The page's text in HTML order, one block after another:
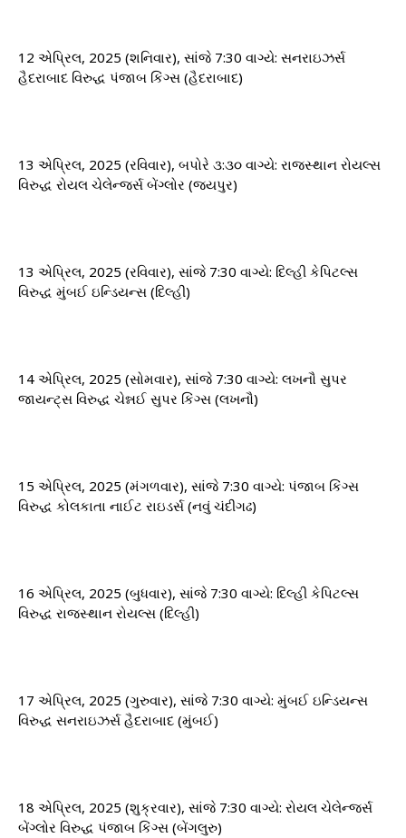
12 એપ્રિલ, 2025 (શનિવાર), સાંજે 7:30 વાગ્યે: ​​સનરાઇઝર્સ
હૈદરાબાદ વિરુદ્ધ પંજાબ કિંગ્સ (હૈદરાબાદ)
13 એપ્રિલ, 2025 (રવિવાર), બપોરે ૩:૩૦ વાગ્યે: ​​રાજસ્થાન રોયલ્સ
વિરુદ્ધ રોયલ ચેલેન્જર્સ બેંગ્લોર (જયપુર)
13 એપ્રિલ, 2025 (રવિવાર), સાંજે 7:30 વાગ્યે: ​​દિલ્હી કેપિટલ્સ
વિરુદ્ધ મુંબઈ ઇન્ડિયન્સ (દિલ્હી)
14 એપ્રિલ, 2025 (સોમવાર), સાંજે 7:30 વાગ્યે: ​​લખનૌ સુપર
જાયન્ટ્સ વિરુદ્ધ ચેન્નઈ સુપર કિંગ્સ (લખનૌ)
15 એપ્રિલ, 2025 (મંગળવાર), સાંજે 7:30 વાગ્યે: ​​પંજાબ કિંગ્સ
વિરુદ્ધ કોલકાતા નાઈટ રાઇડર્સ (નવું ચંદીગઢ)
16 એપ્રિલ, 2025 (બુધવાર), સાંજે 7:30 વાગ્યે: ​​દિલ્હી કેપિટલ્સ
વિરુદ્ધ રાજસ્થાન રોયલ્સ (દિલ્હી)
17 એપ્રિલ, 2025 (ગુરુવાર), સાંજે 7:30 વાગ્યે: ​​મુંબઈ ઇન્ડિયન્સ
વિરુદ્ધ સનરાઇઝર્સ હૈદરાબાદ (મુંબઈ)
18 એપ્રિલ, 2025 (શુક્રવાર), સાંજે 7:30 વાગ્યે: ​​રોયલ ચેલેન્જર્સ
બેંગ્લોર વિરુદ્ધ પંજાબ કિંગ્સ (બેંગલુરુ)